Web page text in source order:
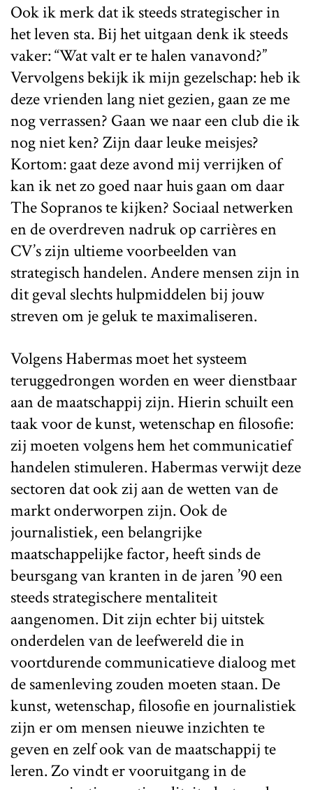
Ook ik merk dat ik steeds strategischer in
het leven sta. Bij het uitgaan denk ik steeds
vaker: “Wat valt er te halen vanavond?”
Vervolgens bekijk ik mijn gezelschap: heb ik
deze vrienden lang niet gezien, gaan ze me
nog verrassen? Gaan we naar een club die ik
nog niet ken? Zijn daar leuke meisjes?
Kortom: gaat deze avond mij verrijken of
kan ik net zo goed naar huis gaan om daar
The Sopranos te kijken? Sociaal netwerken
en de overdreven nadruk op carrières en
CV’s zijn ultieme voorbeelden van
strategisch handelen. Andere mensen zijn in
dit geval slechts hulpmiddelen bij jouw
streven om je geluk te maximaliseren.
Volgens Habermas moet het systeem
teruggedrongen worden en weer dienstbaar
aan de maatschappij zijn. Hierin schuilt een
taak voor de kunst, wetenschap en filosofie:
zij moeten volgens hem het communicatief
handelen stimuleren. Habermas verwijt deze
sectoren dat ook zij aan de wetten van de
markt onderworpen zijn. Ook de
journalistiek, een belangrijke
maatschappelijke factor, heeft sinds de
beursgang van kranten in de jaren ’90 een
steeds strategischere mentaliteit
aangenomen. Dit zijn echter bij uitstek
onderdelen van de leefwereld die in
voortdurende communicatieve dialoog met
de samenleving zouden moeten staan. De
kunst, wetenschap, filosofie en journalistiek
zijn er om mensen nieuwe inzichten te
geven en zelf ook van de maatschappij te
leren. Zo vindt er vooruitgang in de